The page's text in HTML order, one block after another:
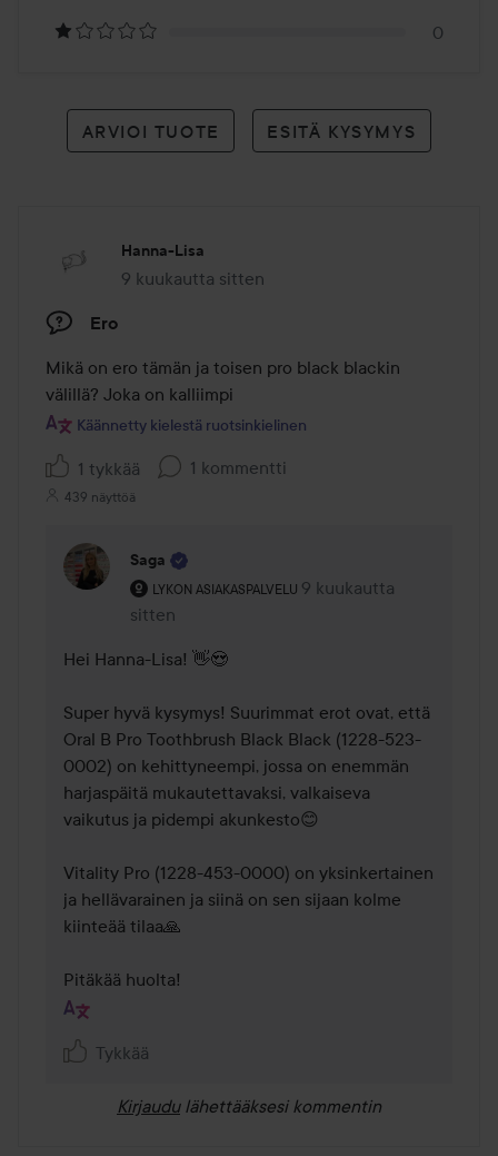
0
ARVIOI TUOTE ESITÄ KYSYMYS
Hanna-Lisa
9 kuukautta sitten
Viesti luotiin 9 kuukautta sitten
Ero
Mikä on ero tämän ja toisen pro black blackin
välillä? Joka on kalliimpi
Käännetty kielestä ruotsinkielinen
1 tykkää 1 kommentti
439 näyttöä
Saga
LYKON ASIAKASPALVELU
Käyttäjän rooli: Lykon asiakaspalvelu .
9 kuukautta
sitten
Kommentti lisättiin 9
Hei Hanna-Lisa! 👋😍
Super hyvä kysymys! Suurimmat erot ovat, että
Oral B Pro Toothbrush Black Black (1228-523-
0002) on kehittyneempi, jossa on enemmän
harjaspäitä mukautettavaksi, valkaiseva
vaikutus ja pidempi akunkesto😊
Vitality Pro (1228-453-0000) on yksinkertainen
ja hellävarainen ja siinä on sen sijaan kolme
kiinteää tilaa🙏
Pitäkää huolta!
Tykkää
Kirjaudu lähettääksesi kommentin